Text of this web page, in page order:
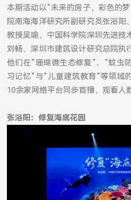
本期活动以“未来的房子，彩色的
院南海海洋研究所副研究员张浴阳
教授吴瑜、中国科学院深圳先进技
刘畅、深圳市建筑设计研究总院执
他们在“珊瑚礁生态修复”、“蚊虫
习记忆”与“儿童建筑教育”等领域
10余家网络平台同步首播，观看人
张浴阳：修复海底花园